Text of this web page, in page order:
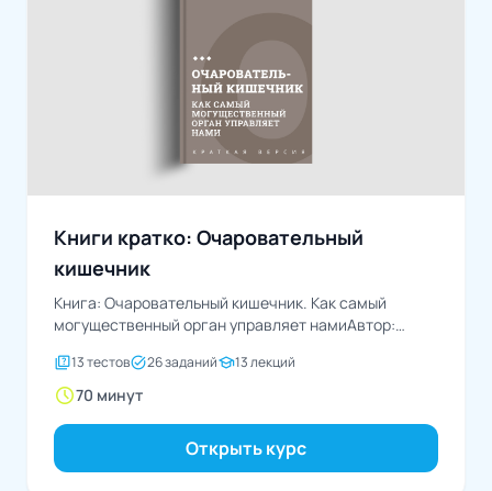
Книги кратко: Очаровательный
кишечник
Книга: Очаровательный кишечник. Как самый
могущественный орган управляет намиАвтор:
quiz13 тестовtask_alt26 заданийschool13 лекций
schedule70 минут
Открыть курс